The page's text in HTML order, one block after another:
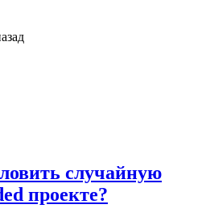
случайную
проекте?